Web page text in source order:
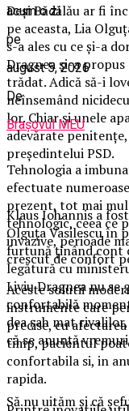
Deşi Bădălău ar fi
pe aceasta, Lia
s-a ales cu ce şi-a
Dragnea şi-a
trădat. Adică să-i
neînsemând
lor. Chiar şi unele
adevărate
preşedintelui PSD.
Klaus Iohannis a
Olguţa Vasilescu în
furtună ţinând cont
legătură cu
Liviu Dragnea nu se
confortabilă
dea şah mat
că se anunţă
Să nu uităm şi că
acum o zi
pe
august 5, 2026
De
Brașovul MEU
Tehnologia a
efectuate
prezent, tot mai
tehnologic, ceea ce
invazive, perioade
crescut de confort
Aceste solutii
instrumente care
precise, cu
timp, pacientul
confortabila si, in
rapida.